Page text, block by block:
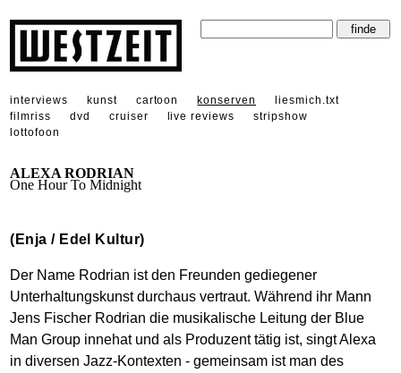
interviews kunst cartoon konserven
liesmich.txt
filmriss
dvd cruiser live reviews
stripshow
lottofoon
ALEXA RODRIAN
One Hour To Midnight
(Enja / Edel Kultur)
Der Name Rodrian ist den Freunden gediegener
Unterhaltungskunst durchaus vertraut. Während ihr Mann
Jens Fischer Rodrian die musikalische Leitung der Blue
Man Group innehat und als Produzent tätig ist, singt Alexa
in diversen Jazz-Kontexten - gemeinsam ist man des